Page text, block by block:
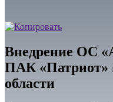
Внедрение ОС
ПАК «Патриот»
области